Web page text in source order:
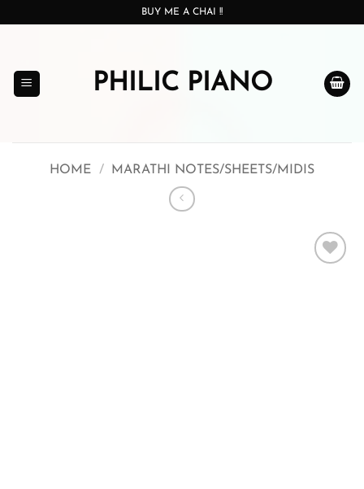
BUY ME A CHAI !!
PHILIC PIANO
HOME / MARATHI NOTES/SHEETS/MIDIS